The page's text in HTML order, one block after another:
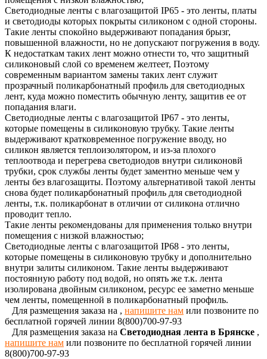
Светодиодные ленты с влагозащитой IP65 - это ленты, платы
и светодиоды которых покрыты силиконом с одной стороны.
Такие ленты спокойно выдерживают попадания брызг,
повышенной влажности, но не допускают погружения в воду.
К недостаткам таких лент можно отнести то, что защитный
силиконовый слой со временем желтеет, Поэтому
современным вариантом замены таких лент служит
прозрачный поликарбонатный профиль для светодиодных
лент, куда можно поместить обычную ленту, защитив ее от
попадания влаги.
Светодиодные ленты с влагозащитой IP67 - это ленты,
которые помещены в силиконовую трубку. Такие ленты
выдерживают кратковременное погружение вводу, но
силикон является теплоизолятором, и из-за плохого
теплоотвода и перегрева светодиодов внутри силиконовй
трубки, срок службы ленты будет заментно меньше чем у
ленты без влагозащиты. Поэтому альтернативой такой ленты
снова будет поликарбонатный профиль для светодиодной
ленты, т.к. поликарбонат в отличии от силикона отлично
проводит тепло.
Такие ленты рекомендованы для применения только внутри
помещения с низкой влажностью;
Светодиодные ленты с влагозащитой IP68 - это ленты,
которые помещены в силиконовую трубку и дополнительно
внутри залиты силиконом. Такие ленты выдерживают
постоянную работу под водой, но опять же т.к. лента
изолирована двойным силиконом, ресурс ее заметно меньше
чем ленты, помещенной в поликарбонатный профиль.
Для размещения заказа на , напишите нам или позвоните по
бесплатной горячей линии 8(800)700-97-93
Для размещения заказа на Светодиодная лента в Брянске ,
напишите нам или позвоните по бесплатной горячей линии
8(800)700-97-93